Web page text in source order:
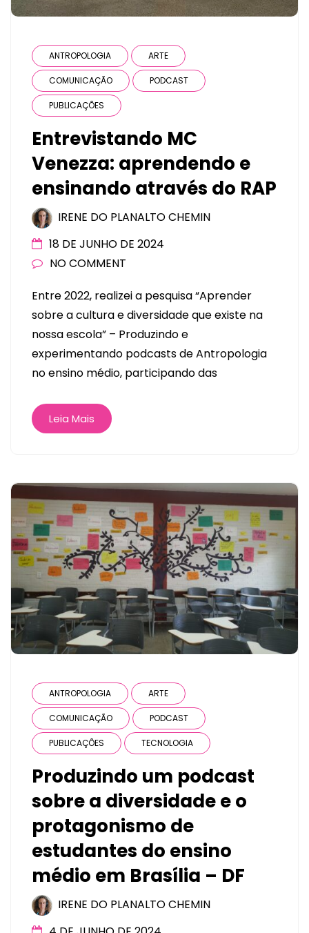
ANTROPOLOGIA ARTE
COMUNICAÇÃO PODCAST
PUBLICAÇÕES
Entrevistando MC
Venezza: aprendendo e
ensinando através do RAP
IRENE DO PLANALTO CHEMIN
18 DE JUNHO DE 2024
NO COMMENT
Entre 2022, realizei a pesquisa “Aprender
sobre a cultura e diversidade que existe na
nossa escola” – Produzindo e
experimentando podcasts de Antropologia
no ensino médio, participando das
Leia Mais
ANTROPOLOGIA ARTE
COMUNICAÇÃO PODCAST
PUBLICAÇÕES TECNOLOGIA
Produzindo um podcast
sobre a diversidade e o
protagonismo de
estudantes do ensino
médio em Brasília – DF
IRENE DO PLANALTO CHEMIN